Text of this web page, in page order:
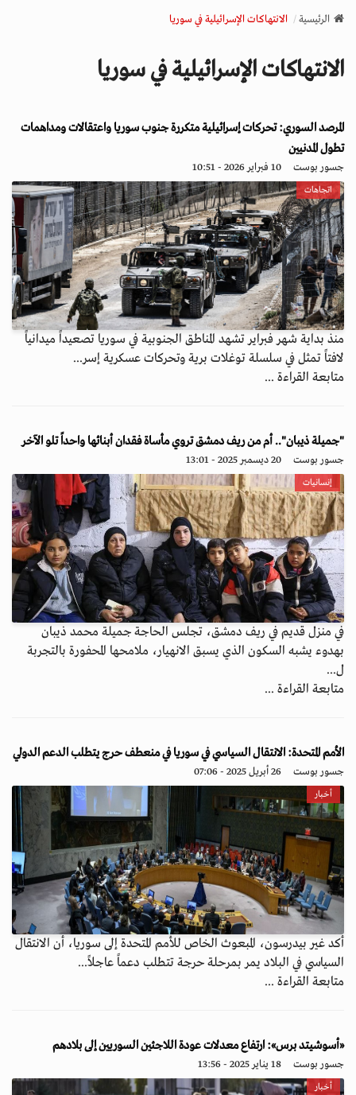
v
a
o
n
الرئيسية الانتهاكات الإسرائيلية في سوريا
الانتهاكات الإسرائيلية في سوريا
المرصد السوري: تحركات إسرائيلية متكررة جنوب سوريا واعتقالات ومداهمات
تطول المدنيين
جسور بوست 10 فبراير 2026 - 10:51
اتجاهات
منذ بداية شهر فبراير تشهد المناطق الجنوبية في سوريا تصعيداً ميدانياً
لافتاً تمثل في سلسلة توغلات برية وتحركات عسكرية إسر...
متابعة القراءة ...
"جميلة ذيبان".. أم من ريف دمشق تروي مأساة فقدان أبنائها واحداً تلو الآخر
جسور بوست 20 ديسمبر 2025 - 13:01
إنسانيات
في منزل قديم في ريف دمشق، تجلس الحاجة جميلة محمد ذيبان
بهدوء يشبه السكون الذي يسبق الانهيار، ملامحها المحفورة بالتجربة
ل...
متابعة القراءة ...
الأمم المتحدة: الانتقال السياسي في سوريا في منعطف حرج يتطلب الدعم الدولي
جسور بوست 26 أبريل 2025 - 07:06
أخبار
أكد غير بيدرسون، المبعوث الخاص للأمم المتحدة إلى سوريا، أن الانتقال
السياسي في البلاد يمر بمرحلة حرجة تتطلب دعماً عاجلاً...
متابعة القراءة ...
«أسوشيتد برس»: ارتفاع معدلات عودة اللاجئين السوريين إلى بلادهم
جسور بوست 18 يناير 2025 - 13:56
أخبار